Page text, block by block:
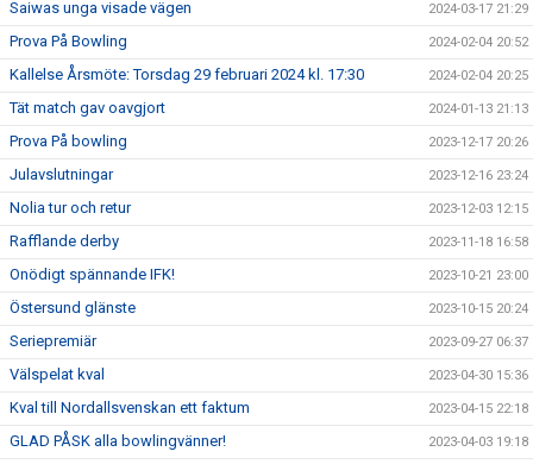
Saiwas unga visade vägen 2024-03-17 21:29
Prova På Bowling 2024-02-04 20:52
Kallelse Årsmöte: Torsdag 29 februari 2024 kl. 17:30 2024-02-04 20:25
Tät match gav oavgjort 2024-01-13 21:13
Prova På bowling 2023-12-17 20:26
Julavslutningar 2023-12-16 23:24
Nolia tur och retur 2023-12-03 12:15
Rafflande derby 2023-11-18 16:58
Onödigt spännande IFK! 2023-10-21 23:00
Östersund glänste 2023-10-15 20:24
Seriepremiär 2023-09-27 06:37
Välspelat kval 2023-04-30 15:36
Kval till Nordallsvenskan ett faktum 2023-04-15 22:18
GLAD PÅSK alla bowlingvänner! 2023-04-03 19:18